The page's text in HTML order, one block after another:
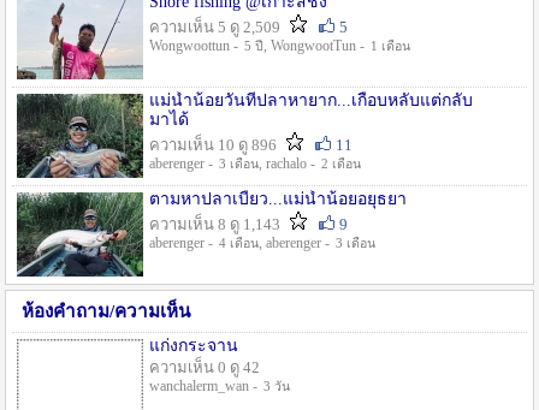
ความเห็น 5 ดู 2,509
5
Wongwoottun - 5 ปี , WongwootTun - 1 เดือน
แม่น้ำน้อยวันที่ปลาหายาก...เกือบหลับแต่กลับ
มาได้
ความเห็น 10 ดู 896
11
aberenger - 3 เดือน, rachalo - 2 เดือน
ตามหาปลาเบี้ยว...แม่น้ำน้อยอยุธยา
ความเห็น 8 ดู 1,143
9
aberenger - 4 เดือน, aberenger - 3 เดือน
ห้องคำถาม/ความเห็น
แก่งกระจาน
ความเห็น 0 ดู 42
wanchalerm_wan - 3 วัน